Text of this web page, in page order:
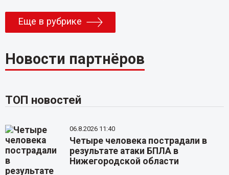
Еще в рубрике
Новости партнёров
ТОП новостей
06.8.2026 11:40
Четыре человека пострадали в
результате атаки БПЛА в
Нижегородской области